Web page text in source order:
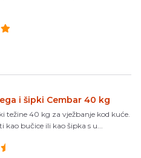
i šipki Cembar 40 kg
težine 40 kg za vježbanje kod kuće.
kao bučice ili kao šipka s u...